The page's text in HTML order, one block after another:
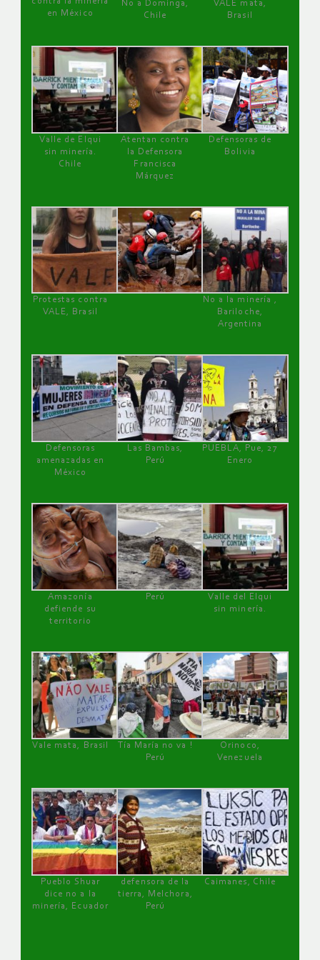
en México
No a Dominga,
Chile
VALE mata,
Brasil
Valle de Elqui
sin minería.
Chile
Atentan contra
la Defensora
Francisca
Márquez
Defensoras de
Bolivia
Protestas contra
VALE, Brasil
No a la minería ,
Bariloche,
Argentina
Defensoras
amenazadas en
México
Las Bambas,
Perú
PUEBLA, Pue, 27
Enero
Amazonía
defiende su
territorio
Perú
Valle del Elqui
sin minería.
Vale mata, Brasil
Tía María no va !
Perú
Orinoco,
Venezuela
Pueblo Shuar
dice no a la
minería, Ecuador
defensora de la
tierra, Melchora,
Perú
Caimanes, Chile